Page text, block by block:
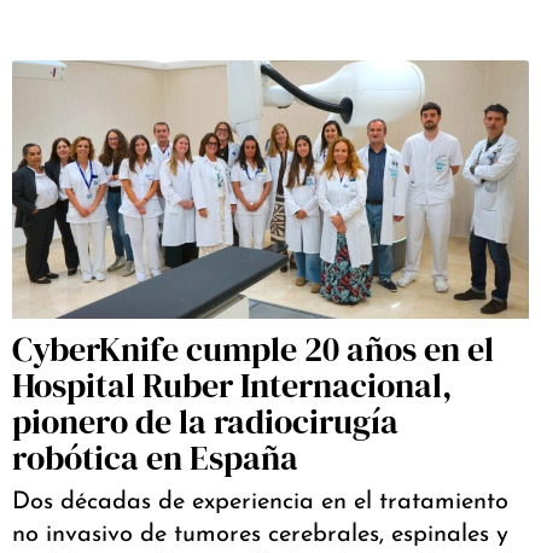
CyberKnife cumple 20 años en el
Hospital Ruber Internacional,
pionero de la radiocirugía
robótica en España
Dos décadas de experiencia en el tratamiento
no invasivo de tumores cerebrales, espinales y